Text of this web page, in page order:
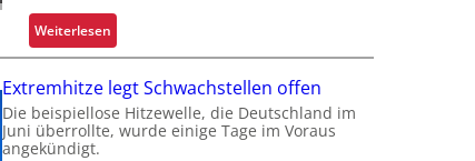
l
s
F
a
h
S
c
h
i
c
h
o
n
i
e
r
Weiterlesen:
R
e
t
r
Extremhitze legt Schwachstellen offen
Die beispiellose Hitzewelle, die Deutschland im
Juni überrollte, wurde einige Tage im Voraus
angekündigt.